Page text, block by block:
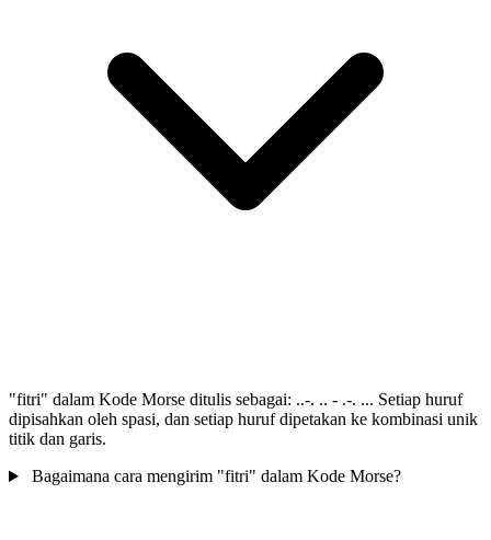
"fitri" dalam Kode Morse ditulis sebagai: ..-. .. - .-. ... Setiap huruf
dipisahkan oleh spasi, dan setiap huruf dipetakan ke kombinasi unik
titik dan garis.
Bagaimana cara mengirim "fitri" dalam Kode Morse?